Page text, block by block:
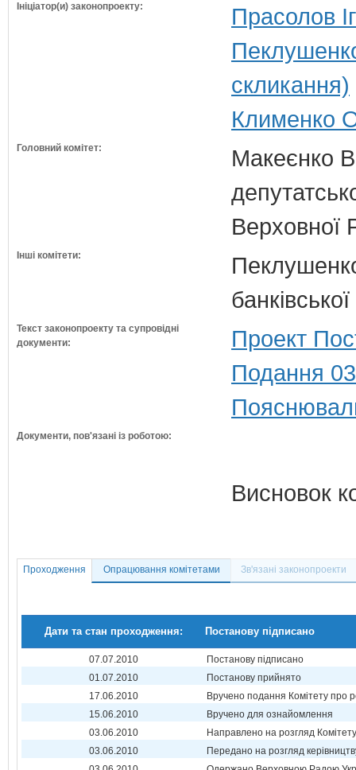
Ініціатор(и) законопроекту:
Прасолов
скликання)
Клименко
Головний комітет:
Макеєнко
Верховної
Інші комітети:
Текст законопроекту та супровідні
документи:
Проект
Подання
Документи, пов'язані із роботою:
Висновок
Проходження Опрацювання комітетами Зв'язані законопроекти
Дати та стан проходження: Постанову підписано
07.07.2010
Постанову підписано
01.07.2010
Постанову прийнято
17.06.2010
Вручено подання Комітету про
15.06.2010
Вручено для ознайомлення
03.06.2010
Направлено на розгляд Комітету
03.06.2010
Передано на розгляд